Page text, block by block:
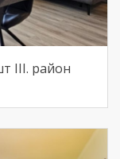
III. район